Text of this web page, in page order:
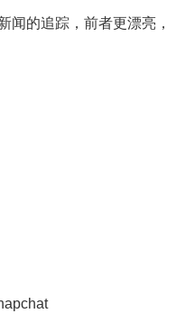
闻的追踪，前者更漂亮，